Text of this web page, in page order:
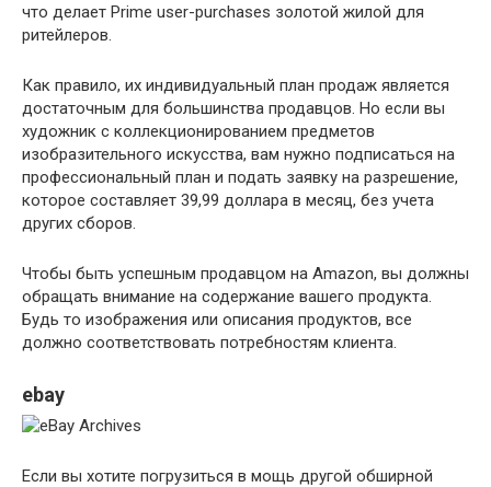
что делает Prime user-purchases золотой жилой для
ритейлеров.
Как правило, их индивидуальный план продаж является
достаточным для большинства продавцов. Но если вы
художник с коллекционированием предметов
изобразительного искусства, вам нужно подписаться на
профессиональный план и подать заявку на разрешение,
которое составляет 39,99 доллара в месяц, без учета
других сборов.
Чтобы быть успешным продавцом на Amazon, вы должны
обращать внимание на содержание вашего продукта.
Будь то изображения или описания продуктов, все
должно соответствовать потребностям клиента.
ebay
Если вы хотите погрузиться в мощь другой обширной